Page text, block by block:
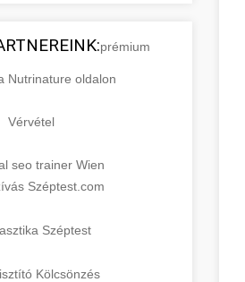
prémium
Nutrinature oldalon
Vérvétel
seo trainer Wien
Széptest.com
Széptest
Kölcsönzés